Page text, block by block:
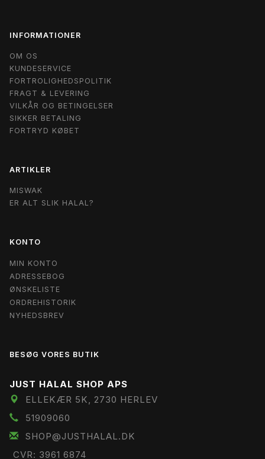
INFORMATIONER
OM OS
KUNDESERVICE
FORTROLIGHEDSPOLITIK
FRAGT & LEVERING
VILKÅR OG BETINGELSER
SIKKER BETALING
FORTRYD KØBET
ARTIKLER
MISWAK
ER ALT SLIK HALAL?
KONTO
MIN KONTO
ADRESSEBOG
ØNSKELISTE
ORDREHISTORIK
NYHEDSBREV
BESØG VORES BUTIK
JUST HALAL SHOP APS
ELLEKÆR 5K, 2730 HERLEV
51909060
SHOP@JUSTHALAL.DK
CVR: 3961 6874